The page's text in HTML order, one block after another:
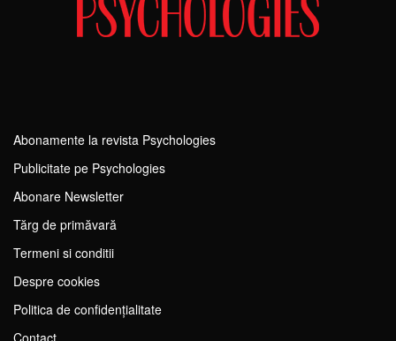
Abonamente la revista Psychologies
Publicitate pe Psychologies
Abonare Newsletter
Tărg de primăvară
Termeni si conditii
Despre cookies
Politica de confidențialitate
Contact